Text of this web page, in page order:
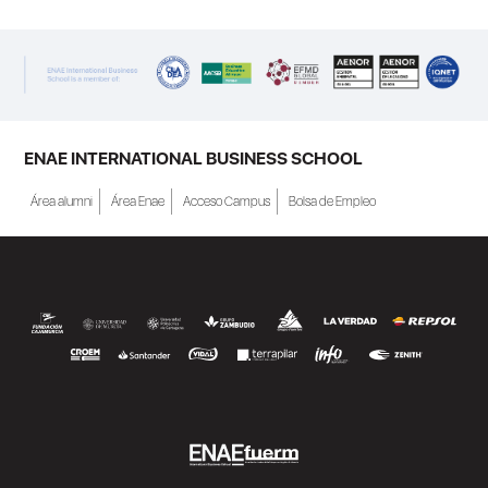
ENAE INTERNATIONAL BUSINESS SCHOOL
Área alumni Área Enae Acceso Campus Bolsa de Empleo